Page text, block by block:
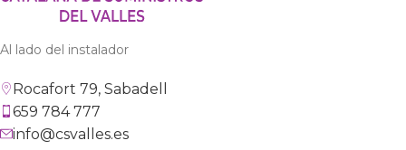
Al lado del instalador
Rocafort 79, Sabadell
659 784 777
info@csvalles.es